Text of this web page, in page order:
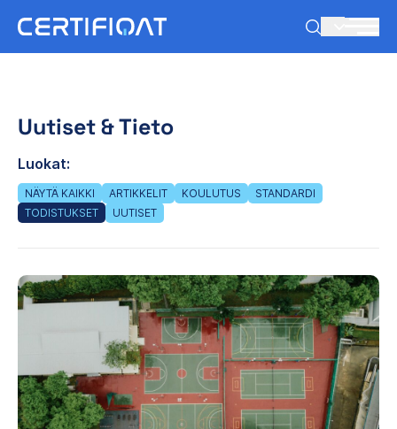
Uutiset & Tieto
Luokat:
NÄYTÄ KAIKKI ARTIKKELIT KOULUTUS
STANDARDI
TODISTUKSET
UUTISET